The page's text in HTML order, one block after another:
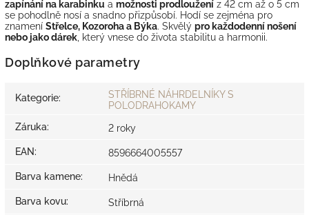
zapínání na karabinku a možnosti prodloužení z 42 cm až o 5 cm
se pohodlně nosí a snadno přizpůsobí. Hodí se zejména pro
znamení Střelce, Kozoroha a Býka. Skvělý pro každodenní nošení
nebo jako dárek , který vnese do života stabilitu a harmonii.
Doplňkové parametry
Kategorie:
STŘÍBRNÉ NÁHRDELNÍKY S
POLODRAHOKAMY
Záruka: 2 roky
EAN: 8596664005557
Barva kamene: Hnědá
Barva kovu: Stříbrná